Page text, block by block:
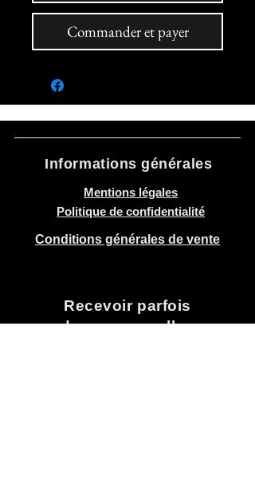
Commander et payer
Informations générales
Mentions légales
Politique de confidentialité
Conditions générales de vente
Recevoir parfois
de nos nouvelles